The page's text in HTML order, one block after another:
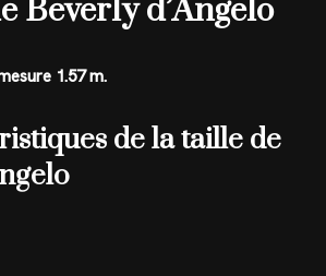
Beverly d’Angelo
1.57 m.
de la taille de